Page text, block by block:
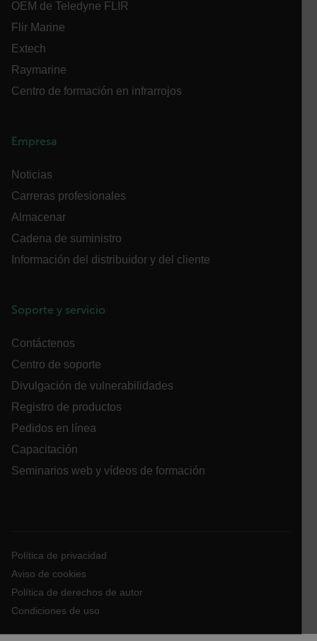
OEM de Teledyne FLIR
Flir Marine
Extech
Raymarine
Centro de formación en infrarrojos
Empresa
Noticias
Carreras profesionales
Almacenar
Cadena de suministro
Información del distribuidor y del cliente
Soporte y servicio
Contáctenos
Centro de soporte
Divulgación de vulnerabilidades
Registro de productos
Pedidos en línea
Capacitación
Seminarios web y vídeos de formación
Política de privacidad
Aviso de cookies
Política de derechos de autor
Condiciones de uso
.AspNetCore.OpenIdConnect.Nonce.[-
FPID
E3SessionID
tdfdomain
FPLC